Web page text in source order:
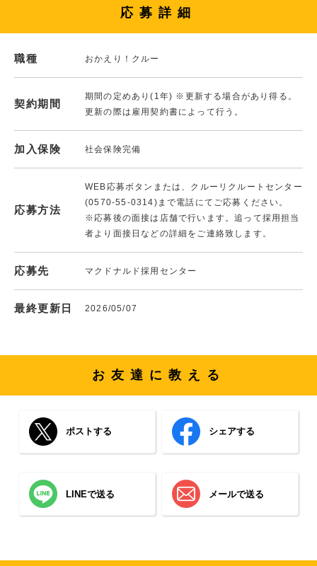
応募詳細
職種 おかえり！クルー
契約期間
期間の定めあり(1年) ※更新する場合があり得る。
更新の際は雇用契約書によって行う。
加入保険 社会保険完備
応募方法
WEB応募ボタンまたは、クルーリクルートセンター
(0570-55-0314)まで電話にてご応募ください。
※応募後の面接は店舗で行います。追って採用担当
者より面接日などの詳細をご連絡致します。
応募先 マクドナルド採用センター
最終更新日 2026/05/07
お友達に教える
ポストする シェアする
LINEで送る メールで送る